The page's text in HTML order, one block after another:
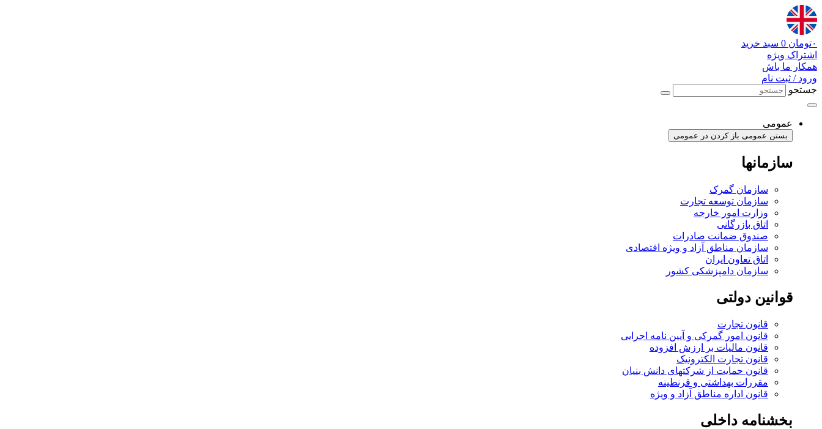
پرش
به
محتوا
۰تومان 0 سبد خرید
اشتراک ویژه
همکار ما باش
ورود / ثبت نام
جستجو
عمومی
بستن عمومی باز کردن در عمومی
سازمانها
سازمان گمرک
سازمان توسعه تجارت
وزارت امور خارجه
اتاق بازرگانی
صندوق ضمانت صادرات
سازمان مناطق آزاد و ویژه اقتصادی
اتاق تعاون ایران
سازمان دامپزشکی کشور
قوانین دولتی
قانون تجارت
قانون امور گمرکی و آیین نامه اجرایی
قانون مالیات بر ارزش افزوده
قانون تجارت الکترونیک
قانون حمایت از شرکتهای دانش بنیان
مقررات بهداشتی و قرنطینه
قانون اداره مناطق آزاد و ویژه
بخشنامه داخلی